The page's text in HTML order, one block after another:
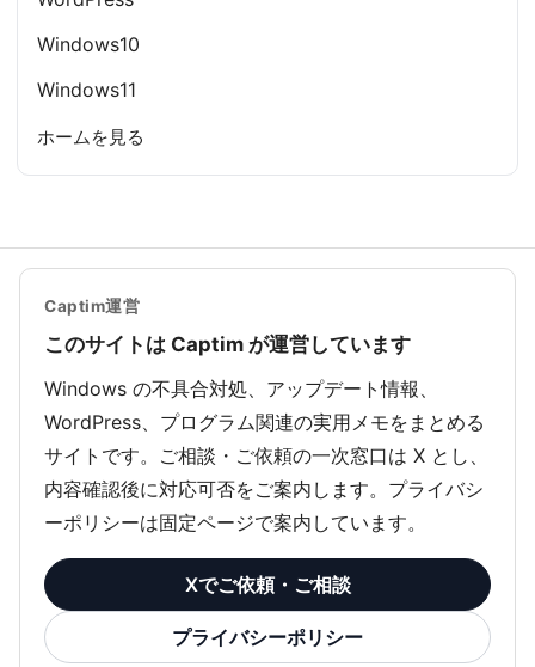
Windows10
Windows11
ホームを見る
Captim運営
このサイトは Captim が運営しています
Windows の不具合対処、アップデート情報、
WordPress、プログラム関連の実用メモをまとめる
サイトです。ご相談・ご依頼の一次窓口は X とし、
内容確認後に対応可否をご案内します。プライバシ
ーポリシーは固定ページで案内しています。
Xでご依頼・ご相談
プライバシーポリシー